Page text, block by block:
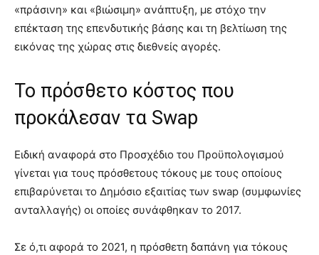
«πράσινη» και «βιώσιμη» ανάπτυξη, με στόχο την
επέκταση της επενδυτικής βάσης και τη βελτίωση της
εικόνας της χώρας στις διεθνείς αγορές.
Το πρόσθετο κόστος που
προκάλεσαν τα Swap
Ειδική αναφορά στο Προσχέδιο του Προϋπολογισμού
γίνεται για τους πρόσθετους τόκους με τους οποίους
επιβαρύνεται το Δημόσιο εξαιτίας των swap (συμφωνίες
ανταλλαγής) οι οποίες συνάφθηκαν το 2017.
Σε ό,τι αφορά το 2021, η πρόσθετη δαπάνη για τόκους